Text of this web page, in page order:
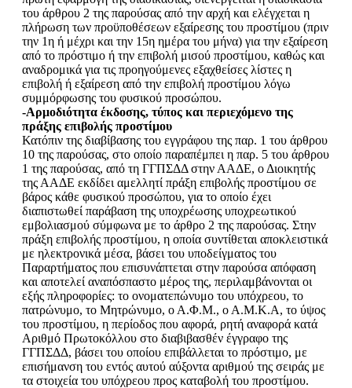
του άρθρου 2 της παρούσας από την αρχή και ελέγχεται η
πλήρωση των προϋποθέσεων εξαίρεσης του προστίμου (πριν
την 1η ή μέχρι και την 15η ημέρα του μήνα) για την εξαίρεση
από το πρόστιμο ή την επιβολή μισού προστίμου, καθώς και
αναδρομικά για τις προηγούμενες εξαχθείσες λίστες η
επιβολή ή εξαίρεση από την επιβολή προστίμου λόγω
συμμόρφωσης του φυσικού προσώπου.
-Αρμοδιότητα έκδοσης, τύπος και περιεχόμενο της
πράξης επιβολής προστίμου
Κατόπιν της διαβίβασης του εγγράφου της παρ. 1 του άρθρου
10 της παρούσας, στο οποίο παραπέμπει η παρ. 5 του άρθρου
1 της παρούσας, από τη ΓΓΠΣΔΔ στην ΑΑΔΕ, ο Διοικητής
της ΑΑΔΕ εκδίδει αμελλητί πράξη επιβολής προστίμου σε
βάρος κάθε φυσικού προσώπου, για το οποίο έχει
διαπιστωθεί παράβαση της υποχρέωσης υποχρεωτικού
εμβολιασμού σύμφωνα με το άρθρο 2 της παρούσας. Στην
πράξη επιβολής προστίμου, η οποία συντίθεται αποκλειστικά
με ηλεκτρονικά μέσα, βάσει του υποδείγματος του
Παραρτήματος που επισυνάπτεται στην παρούσα απόφαση
και αποτελεί αναπόσπαστο μέρος της, περιλαμβάνονται οι
εξής πληροφορίες: το ονοματεπώνυμο του υπόχρεου, το
πατρώνυμο, το Μητρώνυμο, ο Α.Φ.Μ., ο Α.Μ.Κ.Α, το ύψος
του προστίμου, η περίοδος που αφορά, ρητή αναφορά κατά
Αριθμό Πρωτοκόλλου στο διαβιβασθέν έγγραφο της
ΓΓΠΣΔΔ, βάσει του οποίου επιβάλλεται το πρόστιμο, με
επισήμανση του εντός αυτού αύξοντα αριθμού της σειράς με
τα στοιχεία του υπόχρεου προς καταβολή του προστίμου.